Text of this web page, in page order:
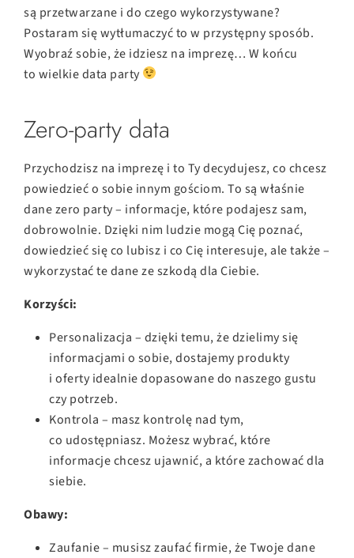
są przetwarzane i do czego wykorzystywane?
Postaram się wytłumaczyć to w przystępny sposób.
Wyobraź sobie, że idziesz na imprezę… W końcu
to wielkie data party
Zero-party data
Przychodzisz na imprezę i to Ty decydujesz, co chcesz
powiedzieć o sobie innym gościom. To są właśnie
dane zero party – informacje, które podajesz sam,
dobrowolnie. Dzięki nim ludzie mogą Cię poznać,
dowiedzieć się co lubisz i co Cię interesuje, ale także –
wykorzystać te dane ze szkodą dla Ciebie.
Korzyści:
Personalizacja – dzięki temu, że dzielimy się
informacjami o sobie, dostajemy produkty
i oferty idealnie dopasowane do naszego gustu
czy potrzeb.
Kontrola – masz kontrolę nad tym,
co udostępniasz. Możesz wybrać, które
informacje chcesz ujawnić, a które zachować dla
siebie.
Obawy:
Zaufanie – musisz zaufać firmie, że Twoje dane